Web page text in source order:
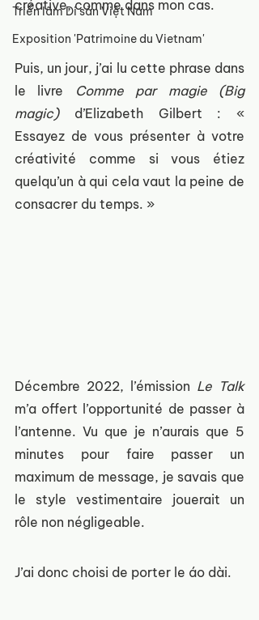
Triển lãm Di sản Việt Nam
Exposition 'Patrimoine du Vietnam'
créative, comme dans mon cas.
Puis, un jour, j’ai lu cette phrase dans
le livre
Comme par magie (Big
magic) d’Elizabeth Gilbert : «
Essayez de vous présenter à votre
créativité comme si vous étiez
quelqu’un à qui cela vaut la peine de
consacrer du temps. »
Décembre 2022, l’émission Le Talk
m’a offert l’opportunité de passer à
l’antenne. Vu que je n’aurais que 5
minutes pour faire passer un
maximum de message, je savais que
le style vestimentaire jouerait un
rôle non négligeable.
J’ai donc choisi de porter le áo dài.